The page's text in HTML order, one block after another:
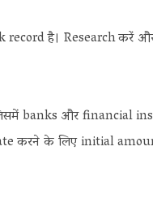
record है। Research करें
banks और financial
करने के लिए initial